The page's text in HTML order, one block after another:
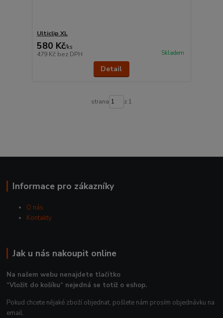
Ulticlip XL
580 Kč/ks
479 Kč bez DPH Skladem
Detail
strana z 1
Informace pro zákazníky
O nás
Kontakty
Jak u nás nakoupit online
Na našem webu nenajdete tlačítko
“Vložit do košíku“ nejedná se totiž o eshop.
Pokud chcete nějaké zboží objednat, pošlete nám prosím objednávku na
email.